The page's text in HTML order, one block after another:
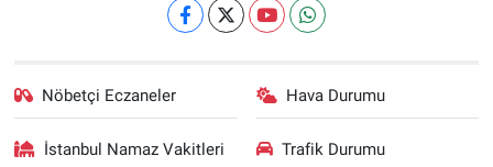
Nöbetçi Eczaneler Hava Durumu
İstanbul Namaz Vakitleri Trafik Durumu